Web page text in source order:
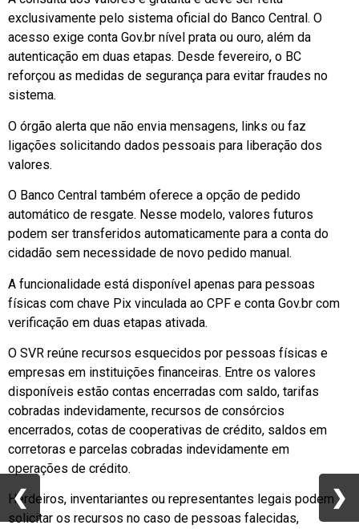
exclusivamente pelo sistema oficial do Banco Central. O
acesso exige conta Gov.br nível prata ou ouro, além da
autenticação em duas etapas. Desde fevereiro, o BC
reforçou as medidas de segurança para evitar fraudes no
sistema.
O órgão alerta que não envia mensagens, links ou faz
ligações solicitando dados pessoais para liberação dos
valores.
O Banco Central também oferece a opção de pedido
automático de resgate. Nesse modelo, valores futuros
podem ser transferidos automaticamente para a conta do
cidadão sem necessidade de novo pedido manual.
A funcionalidade está disponível apenas para pessoas
físicas com chave Pix vinculada ao CPF e conta Gov.br com
verificação em duas etapas ativada.
O SVR reúne recursos esquecidos por pessoas físicas e
empresas em instituições financeiras. Entre os valores
disponíveis estão contas encerradas com saldo, tarifas
cobradas indevidamente, recursos de consórcios
encerrados, cotas de cooperativas de crédito, saldos em
corretoras e parcelas cobradas indevidamente em
operações de crédito.
Herdeiros, inventariantes ou representantes legais podem
solicitar os recursos no caso de pessoas falecidas,
❮ ❯
❮ ❯